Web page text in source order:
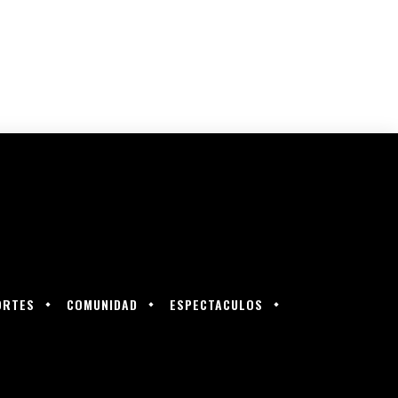
COMUNIDAD
ESPECTACULOS